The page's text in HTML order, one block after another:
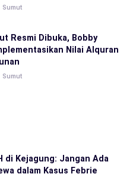
Sumut
Resmi Dibuka, Bobby
Nilai Alquran
Sumut
di Kejagung: Jangan Ada
dalam Kasus Febrie